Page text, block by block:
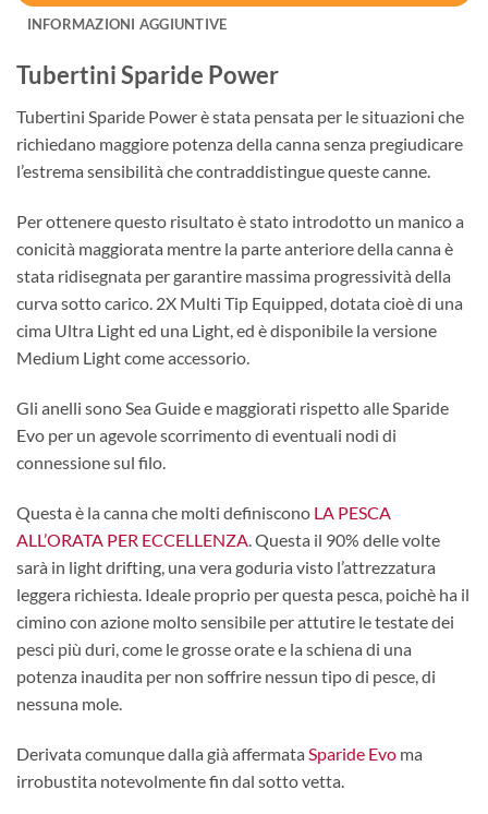
INFORMAZIONI AGGIUNTIVE
Tubertini Sparide Power
Tubertini Sparide Power è stata pensata per le situazioni che
richiedano maggiore potenza della canna senza pregiudicare
l’estrema sensibilità che contraddistingue queste canne.
Per ottenere questo risultato è stato introdotto un manico a
conicità maggiorata mentre la parte anteriore della canna è
stata ridisegnata per garantire massima progressività della
curva sotto carico. 2X Multi Tip Equipped, dotata cioè di una
cima Ultra Light ed una Light, ed è disponibile la versione
Medium Light come accessorio.
Gli anelli sono Sea Guide e maggiorati rispetto alle Sparide
Evo per un agevole scorrimento di eventuali nodi di
connessione sul filo.
Questa è la canna che molti definiscono LA PESCA
ALL’ORATA PER ECCELLENZA . Questa il 90% delle volte
sarà in light drifting, una vera goduria visto l’attrezzatura
leggera richiesta. Ideale proprio per questa pesca, poichè ha il
cimino con azione molto sensibile per attutire le testate dei
pesci più duri, come le grosse orate e la schiena di una
potenza inaudita per non soffrire nessun tipo di pesce, di
nessuna mole.
Derivata comunque dalla già affermata Sparide Evo ma
irrobustita notevolmente fin dal sotto vetta.